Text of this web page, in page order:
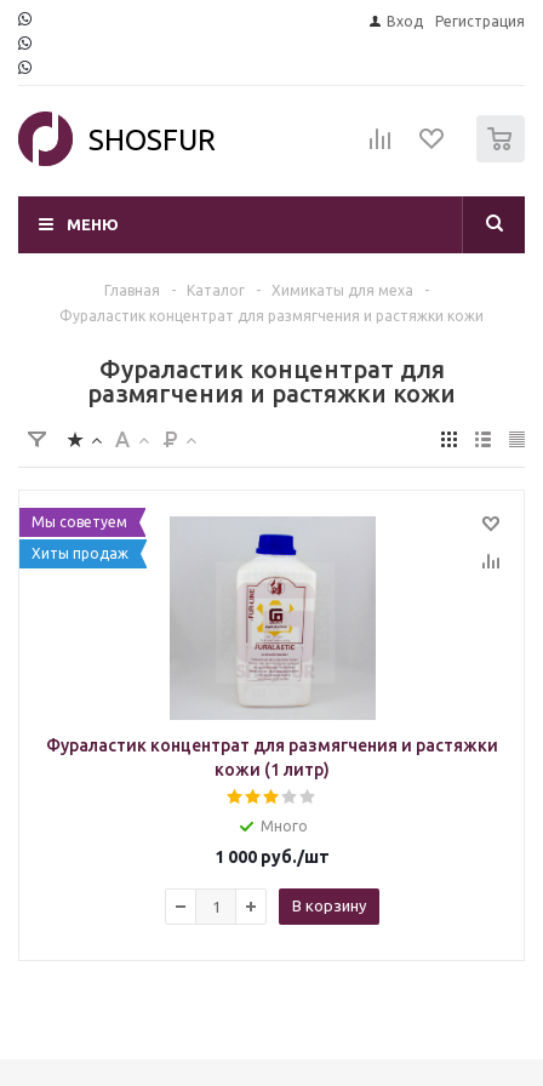
Вход Регистрация
SHOSFUR
МЕНЮ
Главная - Каталог - Химикаты для меха
-
Фураластик концентрат для размягчения и растяжки кожи
Фураластик концентрат для
размягчения и растяжки кожи
Мы советуем
Хиты продаж
Фураластик концентрат для размягчения и растяжки
кожи (1 литр)
Много
1 000 руб./шт
В корзину